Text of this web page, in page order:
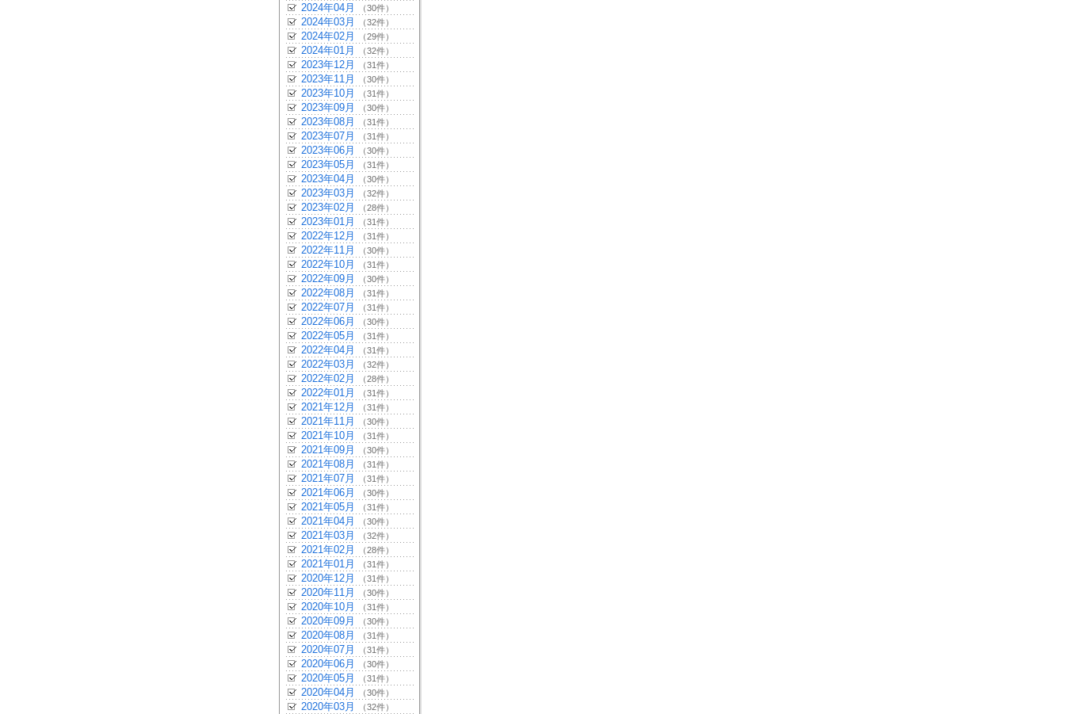
2024年04月 （30件）
2024年03月 （32件）
2024年02月 （29件）
2024年01月 （32件）
2023年12月 （31件）
2023年11月 （30件）
2023年10月 （31件）
2023年09月 （30件）
2023年08月 （31件）
2023年07月 （31件）
2023年06月 （30件）
2023年05月 （31件）
2023年04月 （30件）
2023年03月 （32件）
2023年02月 （28件）
2023年01月 （31件）
2022年12月 （31件）
2022年11月 （30件）
2022年10月 （31件）
2022年09月 （30件）
2022年08月 （31件）
2022年07月 （31件）
2022年06月 （30件）
2022年05月 （31件）
2022年04月 （31件）
2022年03月 （32件）
2022年02月 （28件）
2022年01月 （31件）
2021年12月 （31件）
2021年11月 （30件）
2021年10月 （31件）
2021年09月 （30件）
2021年08月 （31件）
2021年07月 （31件）
2021年06月 （30件）
2021年05月 （31件）
2021年04月 （30件）
2021年03月 （32件）
2021年02月 （28件）
2021年01月 （31件）
2020年12月 （31件）
2020年11月 （30件）
2020年10月 （31件）
2020年09月 （30件）
2020年08月 （31件）
2020年07月 （31件）
2020年06月 （30件）
2020年05月 （31件）
2020年04月 （30件）
2020年03月 （32件）